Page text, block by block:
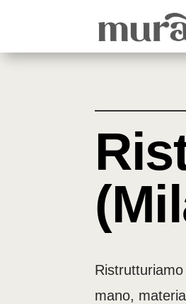
mano,